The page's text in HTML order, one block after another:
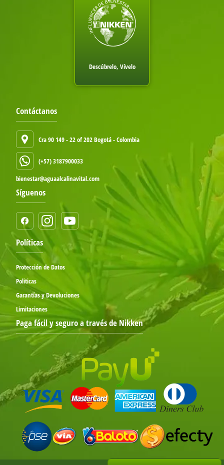
Descúbrelo, Vívelo
Contáctanos
Cra 90 149 - 22 of 202 Bogotá - Colombia
(+57) 3187900033
bienestar@aguaalcalinavital.com
Síguenos
Políticas
Protección de Datos
Politicas
Garantías y Devoluciones
Limitaciones
Paga fácil y seguro a través de Nikken